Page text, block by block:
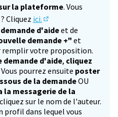
la plateforme. Vous
Cliquez ici.
(S'ouvre dans un
d'aideet de
demande +"et
remplir votre proposition.
demande d'aide, cliquez
Vous pourrez ensuite poster
de la demandeOU
la messagerie de la
sur le nom de l'auteur.
profil dans lequel vous